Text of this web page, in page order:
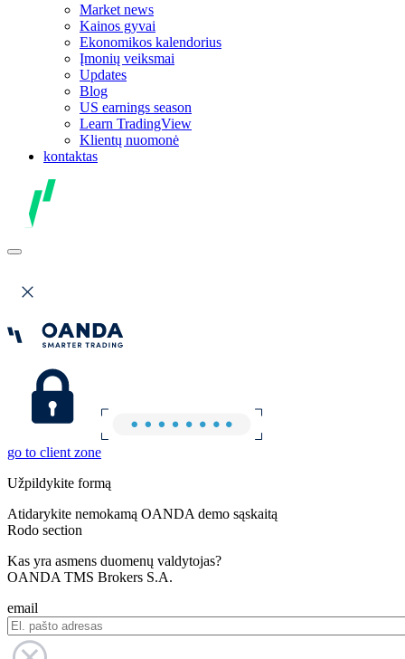
Market news
Kainos gyvai
Ekonomikos kalendorius
Įmonių veiksmai
Updates
Blog
US earnings season
Learn TradingView
Klientų nuomonė
kontaktas
go to client zone
Užpildykite formą
Atidarykite nemokamą OANDA demo sąskaitą
Rodo section
Kas yra asmens duomenų valdytojas?
OANDA TMS Brokers S.A.
email